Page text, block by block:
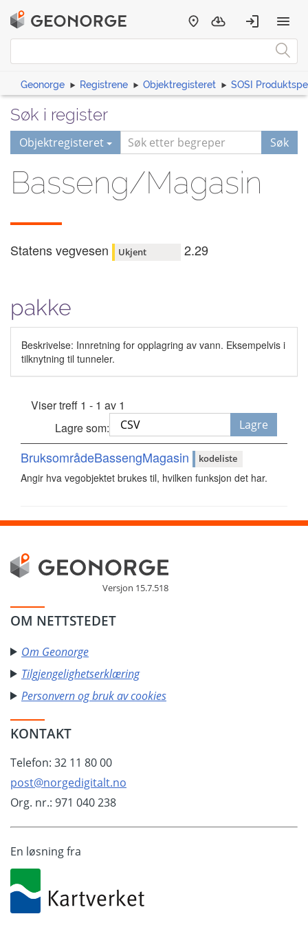
Geonorge Registrene Objektregisteret SOSI
Søk i register
Objektregisteret Søk
Basseng/Magasin
Statens vegvesen Ukjent 2.29
pakke
Beskrivelse: Innretning for opplagring av vann. Eksempelvis i
tilknytning til tunneler.
Viser treff 1 - 1 av 1
Lagre som:
Lagre
BruksområdeBassengMagasin kodeliste
Angir hva vegobjektet brukes til, hvilken funksjon det har.